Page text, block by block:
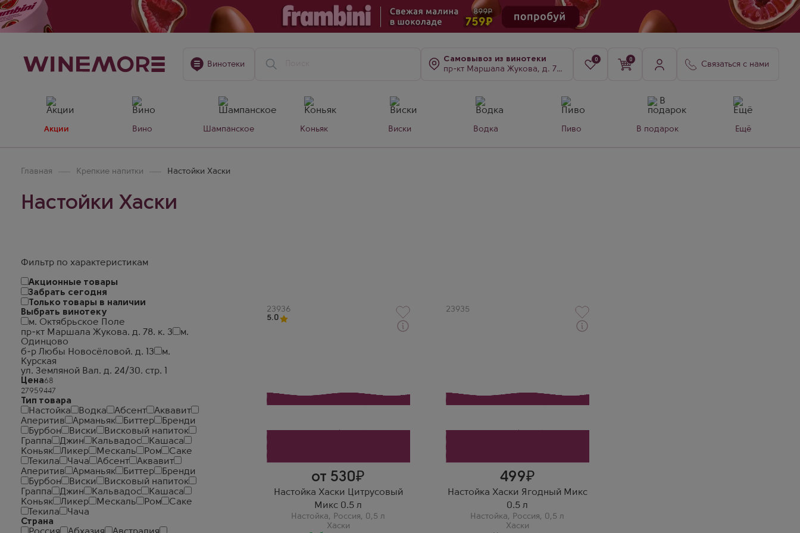
Винотеки
Самовывоз из винотеки
пр-кт Маршала Жукова, д. 78, к. 3
0 0
Связаться с нами
Акции Вино Шампанское Коньяк Виски Водка Пиво В подарок Ещё
Главная Крепкие напитки Настойки Хаски
Настойки Хаски
Фильтр по характеристикам
Акционные товары
Забрать сегодня
Только товары в наличии
Выбрать винотеку
м. Октябрьское Поле
пр-кт Маршала Жукова. д. 78. к. 3
м.
Одинцово
б-р Любы Новосёловой. д. 13
м.
Курская
ул. Земляной Вал. д. 24/30. стр. 1
Цена
Тип товара
Настойка
Водка Абсент
Аквавит
Аперитив
Арманьяк Биттер
Бренди
Бурбон
Виски
Висковый напиток
Граппа
Джин Кальвадос
Кашаса
Коньяк
Ликер Мескаль Ром
Саке
Текила
Чача Абсент
Аквавит
Аперитив
Арманьяк Биттер
Бренди
Бурбон
Виски
Висковый напиток
Граппа
Джин Кальвадос
Кашаса
Коньяк
Ликер Мескаль Ром
Саке
Текила
Чача
Страна
Артикул
23936
5.0
от 530
Настойка Хаски Цитрусовый
Микс 0.5 л
Настойка, Россия, 0,5 л
Хаски
Нина
Хаски Цитрусовый Микс 0.5
смягчает крепость. Отлично
Артикул
23935
499
Настойка Хаски Ягодный Микс
0.5 л
Настойка, Россия, 0,5 л
Хаски